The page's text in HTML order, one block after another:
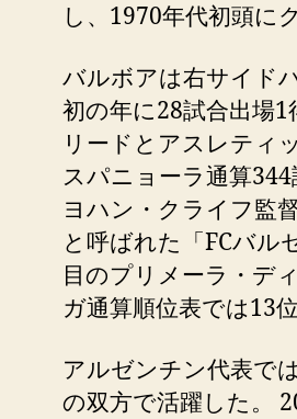
し、1970年代初頭に
バルボアは右サイド
初の年に28試合出場
リードとアスレティ
スパニョーラ通算
ヨハン・クライフ監
と呼ばれた「FCバル
目のプリメーラ・デ
ガ通算順位表では13
アルゼンチン代表で
の双方で活躍した。